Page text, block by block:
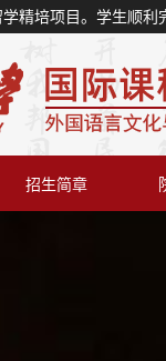
精培项目。学生顺利
招生简章